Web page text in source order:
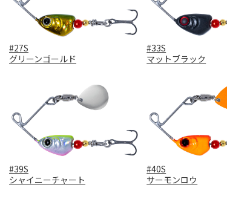
#27S
グリーンゴールド
#33S
マットブラック
#39S
シャイニーチャート
#40S
サーモンロウ